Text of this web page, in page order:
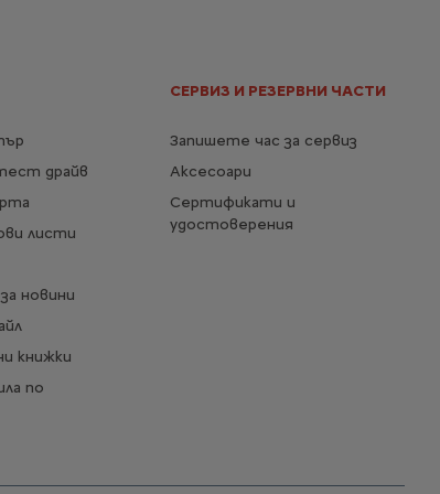
драйв
листи
новини
книжки
по
СЕРВИЗ И РЕЗЕРВНИ ЧАСТИ
Запишете час за сервиз
Аксесоари
Сертификати и
удостоверения